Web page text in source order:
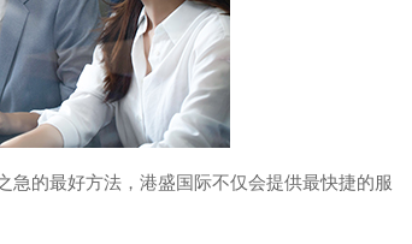
的最好方法，港盛国际不仅会提供最快捷的服